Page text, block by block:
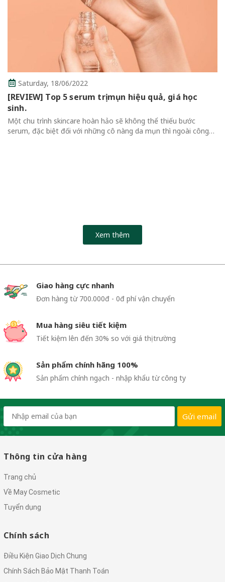
2022
serum trị mụn hiệu quả, giá học
hoàn hảo sẽ không thể thiếu bước
với những cô nàng da mụn thì ngoài công
Review Top 7
Không Thể Bỏ
Xem thêm
Giao hàng cực nhanh
Đơn hàng từ 700.000đ - 0đ phí vận chuyển
Mua hàng siêu tiết kiệm
Tiết kiệm lên đến 30% so với giá thị trường
Sản phẩm chính hãng 100%
Sản phẩm chính ngạch - nhập khẩu từ công ty
Gửi email
Thông tin cửa hàng
Trang chủ
Về May Cosmetic
Tuyển dụng
Chính sách
Điều Kiện Giao Dịch Chung
Chính Sách Bảo Mật Thanh Toán